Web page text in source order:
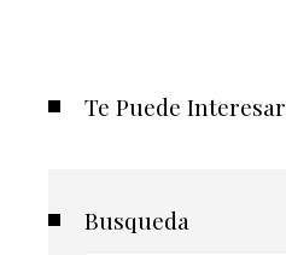
Te Puede Interesar
Busqueda